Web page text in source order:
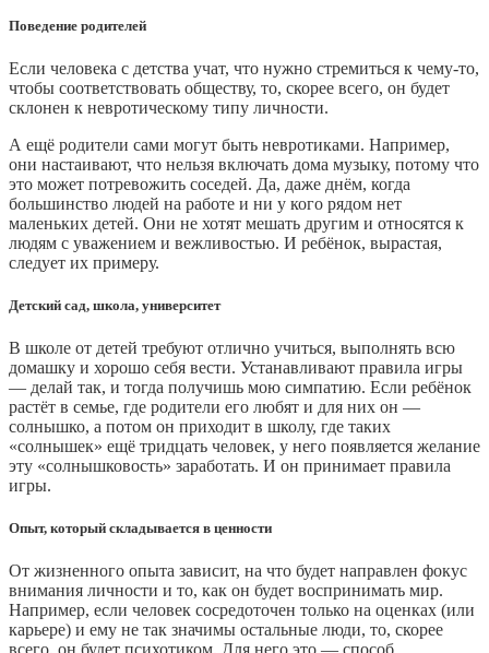
Поведение родителей
Если человека с детства учат, что нужно стремиться к чему-то,
чтобы соответствовать обществу, то, скорее всего, он будет
склонен к невротическому типу личности.
А ещё родители сами могут быть невротиками. Например,
они настаивают, что нельзя включать дома музыку, потому что
это может потревожить соседей. Да, даже днём, когда
большинство людей на работе и ни у кого рядом нет
маленьких детей. Они не хотят мешать другим и относятся к
людям с уважением и вежливостью. И ребёнок, вырастая,
следует их примеру.
Детский сад, школа, университет
В школе от детей требуют отлично учиться, выполнять всю
домашку и хорошо себя вести. Устанавливают правила игры
— делай так, и тогда получишь мою симпатию. Если ребёнок
растёт в семье, где родители его любят и для них он —
солнышко, а потом он приходит в школу, где таких
«солнышек» ещё тридцать человек, у него появляется желание
эту «солнышковость» заработать. И он принимает правила
игры.
Опыт, который складывается в ценности
От жизненного опыта зависит, на что будет направлен фокус
внимания личности и то, как он будет воспринимать мир.
Например, если человек сосредоточен только на оценках (или
карьере) и ему не так значимы остальные люди, то, скорее